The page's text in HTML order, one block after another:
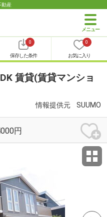
動産
0
保存した条件
0
お気に入り
賃貸(賃貸マンショ
情報提供元 SUUMO
円